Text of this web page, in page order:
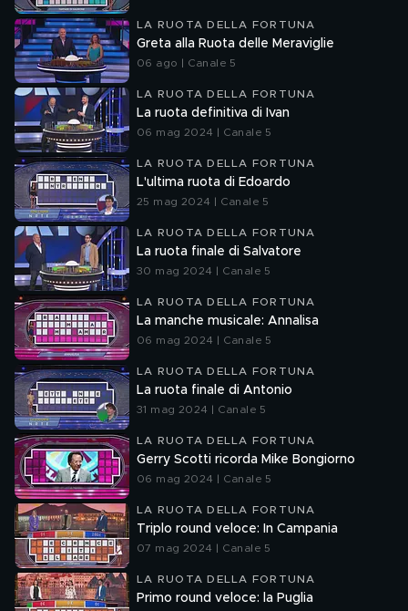
LA RUOTA DELLA FORTUNA
Greta alla Ruota delle Meraviglie
06 ago | Canale 5
LA RUOTA DELLA FORTUNA
La ruota definitiva di Ivan
06 mag 2024 | Canale 5
LA RUOTA DELLA FORTUNA
L'ultima ruota di Edoardo
25 mag 2024 | Canale 5
LA RUOTA DELLA FORTUNA
La ruota finale di Salvatore
30 mag 2024 | Canale 5
LA RUOTA DELLA FORTUNA
La manche musicale: Annalisa
06 mag 2024 | Canale 5
LA RUOTA DELLA FORTUNA
La ruota finale di Antonio
31 mag 2024 | Canale 5
LA RUOTA DELLA FORTUNA
Gerry Scotti ricorda Mike Bongiorno
06 mag 2024 | Canale 5
LA RUOTA DELLA FORTUNA
Triplo round veloce: In Campania
07 mag 2024 | Canale 5
LA RUOTA DELLA FORTUNA
Primo round veloce: la Puglia